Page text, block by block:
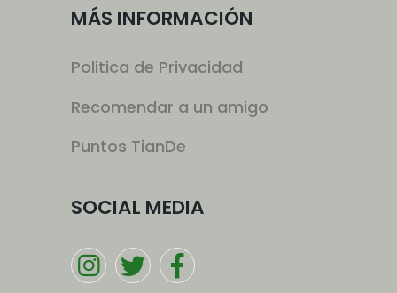
MÁS INFORMACIÓN
Politica de Privacidad
Recomendar a un amigo
Puntos TianDe
SOCIAL MEDIA